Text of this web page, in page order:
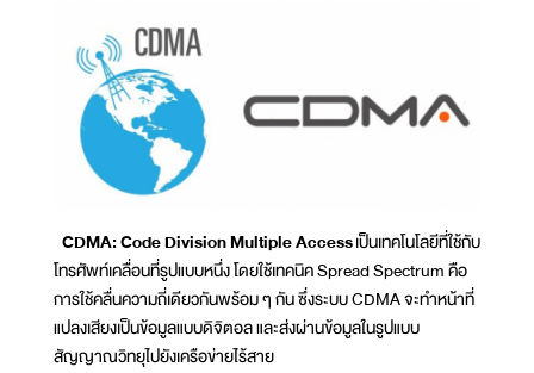
CDMA: Code Division Multiple Accessเป็นเทคโนโลยีที่ใช้กับ
โทรศัพท์เคลื่อนที่รูปแบบหนึ่ง โดยใช้เทคนิค Spread Spectrum คือ
การใช้คลื่นความถี่เดียวกันพร้อม ๆ กัน ซึ่งระบบ CDMA จะทำหน้าที่
แปลงเสียงเป็นข้อมูลแบบดิจิตอล และส่งผ่านข้อมูลในรูปแบบ
สัญญาณวิทยุไปยังเครือข่ายไร้สาย